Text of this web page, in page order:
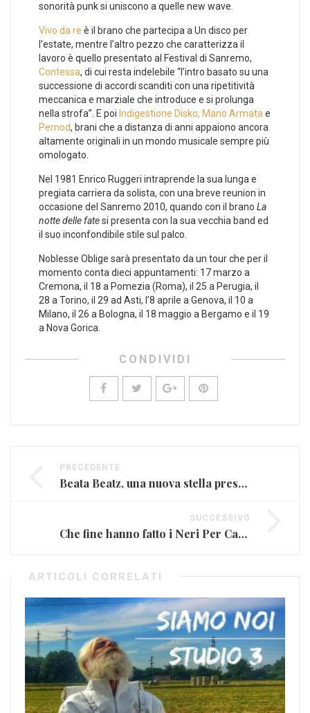
sonorità punk si uniscono a quelle new wave.
Vivo da re è il brano che partecipa a Un disco per
l’estate, mentre l’altro pezzo che caratterizza il
lavoro è quello presentato al Festival di Sanremo,
Contessa, di cui resta indelebile “l’intro basato su una
successione di accordi scanditi con una ripetitività
meccanica e marziale che introduce e si prolunga
nella strofa”. E poi Indigestione Disko, Mano Armatae
Pernod, brani che a distanza di anni appaiono ancora
altamente originali in un mondo musicale sempre più
omologato.
Nel 1981 Enrico Ruggeri intraprende la sua lunga e
pregiata carriera da solista, con una breve reunion in
occasione del Sanremo 2010, quando con il brano La
notte delle fatesi presenta con la sua vecchia band ed
il suo inconfondibile stile sul palco.
Noblesse Oblige sarà presentato da un tour che per il
momento conta dieci appuntamenti: 17 marzo a
Cremona, il 18 a Pomezia (Roma), il 25 a Perugia, il
28 a Torino, il 29 ad Asti, l’8 aprile a Genova, il 10 a
Milano, il 26 a Bologna, il 18 maggio a Bergamo e il 19
a Nova Gorica.
CONDIVIDI
PRECEDENTE
Beata Beatz, una nuova stella presso la Hollywood di Milano
SUCCESSIVO
Che fine hanno fatto i Neri Per Caso?
ARTICOLI CORRELATI